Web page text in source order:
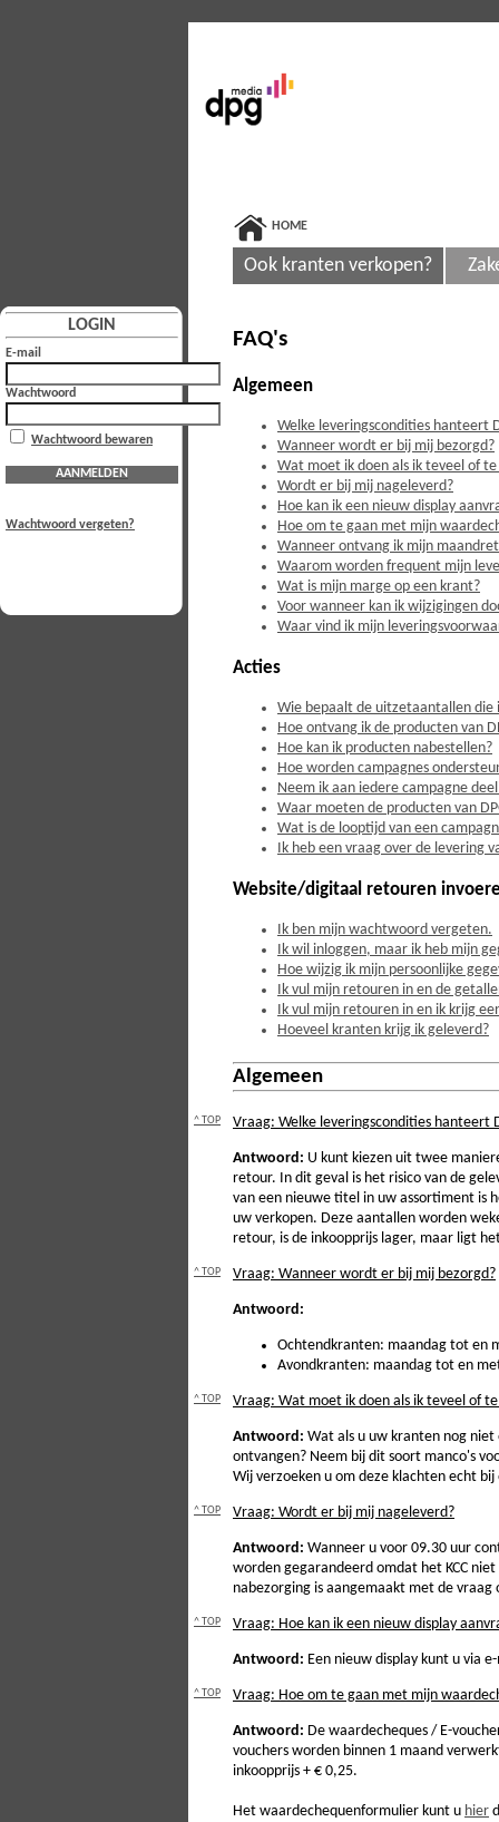
HOME
Ook kranten verkopen?
LOGIN
E-mail
Wachtwoord
Wachtwoord bewaren
AANMELDEN
Wachtwoord vergeten?
FAQ's
Algemeen
Welke leveringscondities hanteert
Wanneer wordt er bij mij bezorgd?
Wat moet ik doen als ik teveel of
Wordt er bij mij nageleverd?
Hoe kan ik een nieuw display
Hoe om te gaan met mijn
Wanneer ontvang ik mijn
Waarom worden frequent mijn
Wat is mijn marge op een krant?
Voor wanneer kan ik wijzigingen
Waar vind ik mijn
Acties
Wie bepaalt de uitzetaantallen die
Hoe ontvang ik de producten van
Hoe kan ik producten nabestellen?
Hoe worden campagnes
Neem ik aan iedere campagne
Waar moeten de producten van
Wat is de looptijd van een
Ik heb een vraag over de levering
Website/digitaal retouren
Ik ben mijn wachtwoord vergeten.
Ik wil inloggen, maar ik heb mijn
Hoe wijzig ik mijn persoonlijke
Ik vul mijn retouren in en de
Ik vul mijn retouren in en ik krijg
Hoeveel kranten krijg ik geleverd?
Algemeen
^ TOP Vraag: Welke leveringscondities hanteert
Antwoord: U kunt kiezen uit twee
retour. In dit geval is het risico van de
van een nieuwe titel in uw assortiment is
uw verkopen. Deze aantallen worden
retour, is de inkoopprijs lager, maar ligt
^ TOP Vraag: Wanneer wordt er bij mij bezorgd?
Antwoord:
Ochtendkranten: maandag tot en
Avondkranten: maandag tot en
^ TOP Vraag: Wat moet ik doen als ik teveel of
Antwoord: Wat als u uw kranten nog
ontvangen? Neem bij dit soort manco's
Wij verzoeken u om deze klachten echt
^ TOP Vraag: Wordt er bij mij nageleverd?
Antwoord: Wanneer u voor 09.30 uur
worden gegarandeerd omdat het KCC
nabezorging is aangemaakt met de
^ TOP Vraag: Hoe kan ik een nieuw display
Antwoord: Een nieuw display kunt u via
^ TOP Vraag: Hoe om te gaan met mijn
Antwoord: De waardecheques / E-
vouchers worden binnen 1 maand
inkoopprijs + € 0,25.
Het waardechequenformulier kunt u hier